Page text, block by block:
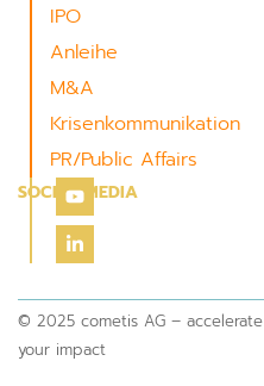
IPO
Anleihe
M&A
Krisenkommunikation
PR/Public Affairs
SOCIAL MEDIA
© 2025 cometis AG – accelerate
your impact